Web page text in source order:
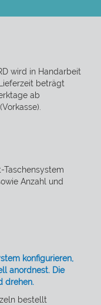
wird in Handarbeit
beträgt
ab
Taschensystem
Anzahl und
konfigurieren,
anordnest. Die
drehen.
bestellt